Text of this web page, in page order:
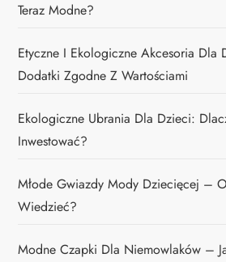
Teraz Modne?
Etyczne I Ekologiczne Akcesoria Dla
Dodatki Zgodne Z Wartościami
Ekologiczne Ubrania Dla Dzieci:
Inwestować?
Młode Gwiazdy Mody Dziecięcej –
Wiedzieć?
Modne Czapki Dla Niemowlaków –